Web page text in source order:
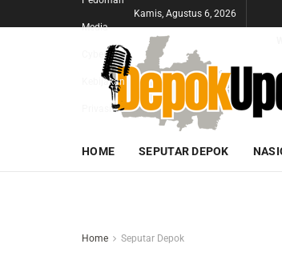
Media
Cyber
Kebijakan
Kamis, Agustus 6, 2026
HOME SEPUTAR DEPOK
Home Seputar Depok